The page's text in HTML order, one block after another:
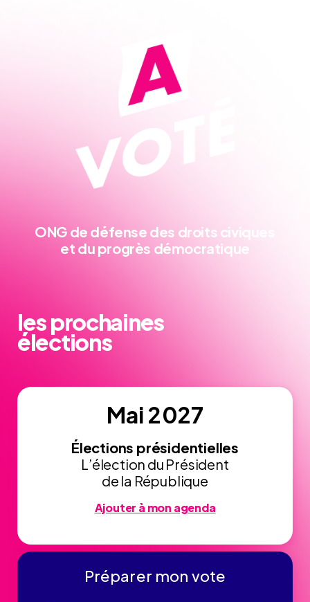
ONG de défense des droits civiques
et du progrès démocratique
les prochaines
élections
Mai 2027
Élections présidentielles
L’élection du Président
de la République
Ajouter à mon agenda
Préparer mon vote